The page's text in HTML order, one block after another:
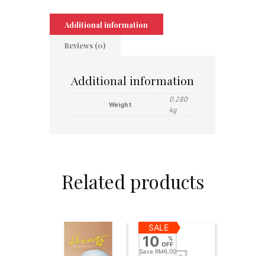
Additional information
Reviews (0)
Additional information
Weight
0.280
kg
Related products
SALE
10
%
OFF
Save RM6.00